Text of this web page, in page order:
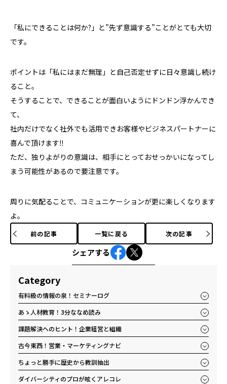
「私にできることは何か?」と”先ず意識する”ことがとても大切
です。
ポイントは「私にはまだ無理」と自己否定せずに日々意識し続け
ること。
そうすることで、できることが面白いようにドンドン浮かんでき
て、
社内だけでなく社外でも活用できお客様やビジネスパートナーに
喜んで頂けます‼
ただ、独りよがりの意識は、相手にとっておせっかいになってし
まう可能性があるので要注意です。
周りに気配ることで、コミュニケーションが更に楽しくなります
よ。
Category
有料級の情報の泉！セミナーログ
あゝ人材教育！3分ななめ読み
課題解決へのヒント！企業経営と組織
古今東西！営業・マーケティングナビ
ちょっと勝手に歴史から教訓抽出
ダイバーシティのプロが呟くアレコレ
前の記事 一覧に戻る 次の記事
シェアする